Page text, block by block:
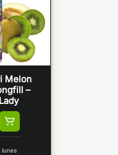
Melon
–
lunes